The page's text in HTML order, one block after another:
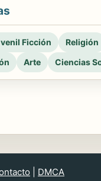
Ficción Religión
Arte Ciencias
DMCA